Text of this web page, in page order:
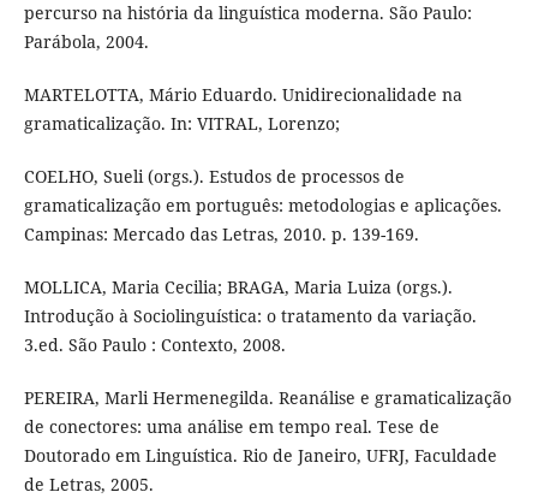
percurso na história da linguística moderna. São Paulo:
Parábola, 2004.
MARTELOTTA, Mário Eduardo. Unidirecionalidade na
gramaticalização. In: VITRAL, Lorenzo;
COELHO, Sueli (orgs.). Estudos de processos de
gramaticalização em português: metodologias e aplicações.
Campinas: Mercado das Letras, 2010. p. 139-169.
MOLLICA, Maria Cecilia; BRAGA, Maria Luiza (orgs.).
Introdução à Sociolinguística: o tratamento da variação.
3.ed. São Paulo : Contexto, 2008.
PEREIRA, Marli Hermenegilda. Reanálise e gramaticalização
de conectores: uma análise em tempo real. Tese de
Doutorado em Linguística. Rio de Janeiro, UFRJ, Faculdade
de Letras, 2005.